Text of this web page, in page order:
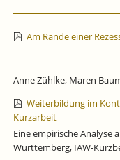
Am Rande einer
Anne Zühlke, Maren
Weiterbildung im
Kurzarbeit
Eine empirische Analyse
Württemberg, IAW-